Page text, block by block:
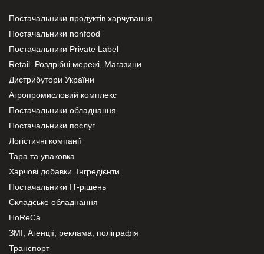
Постачальники продуктів харчування
Постачальники nonfood
Постачальники Private Label
Retail. Роздрібні мережі, Магазини
Дистрибутори України
Агропромисловий комплекс
Постачальники обладнання
Постачальники послуг
Логістичні компанії
Тара та упаковка
Харчові добавки. Інгредієнти.
Постачальники IT-рішень
Складське обладнання
HoReCa
ЗМІ, Агенції, реклама, поліграфія
Транспорт